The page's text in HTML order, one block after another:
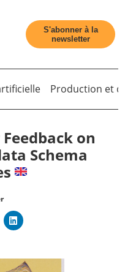
S'abonner à la
newsletter
Production et
on
Schema